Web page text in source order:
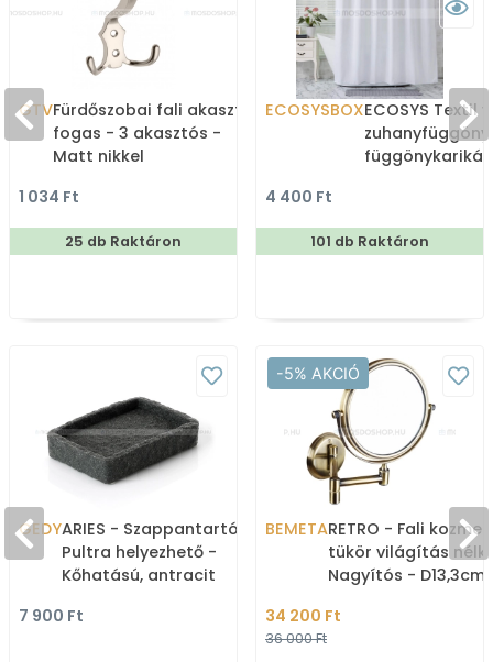
GTVFürdőszobai fali akasztó,
fogas - 3 akasztós -
Matt nikkel
1 034 Ft
25 db Raktáron
ECOSYSBOXECOSYS Textil
zuhanyfüggöny
4 400 Ft
101 db Raktáron
GEDYARIES - Szappantartó -
Pultra helyezhető -
Kőhatású, antracit
7 900 Ft
-5% AKCIÓ
BEMETARETRO - Fali
tükör világítás
Nagyítós - D13,3cm
34 200 Ft
36 000 Ft